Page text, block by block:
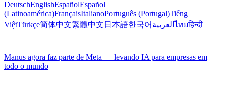
DeutschEnglishEspañolEspañol
(Latinoamérica)FrançaisItalianoPortuguês (Portugal)Tiếng
ViệtTürkçe简体中文繁體中文 日本語한국어 العربيةไทยहिन्दी
Manus agora faz parte de Meta — levando IA para empresas em
todo o mundo